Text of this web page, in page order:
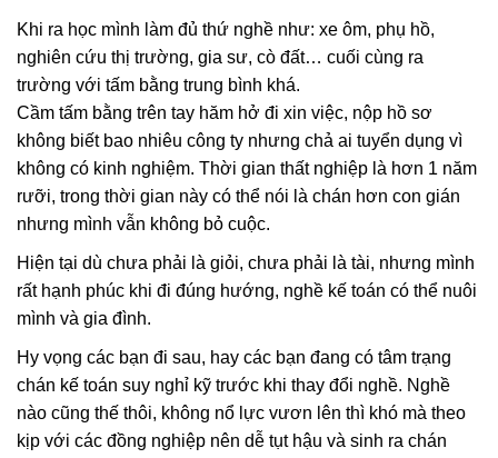
Khi ra học mình làm đủ thứ nghề như: xe ôm, phụ hồ,
nghiên cứu thị trường, gia sư, cò đất… cuối cùng ra
trường với tấm bằng trung bình khá.
Cầm tấm bằng trên tay hăm hở đi xin việc, nộp hồ sơ
không biết bao nhiêu công ty nhưng chả ai tuyển dụng vì
không có kinh nghiệm. Thời gian thất nghiệp là hơn 1 năm
rưỡi, trong thời gian này có thể nói là chán hơn con gián
nhưng mình vẫn không bỏ cuộc.
Hiện tại dù chưa phải là giỏi, chưa phải là tài, nhưng mình
rất hạnh phúc khi đi đúng hướng, nghề kế toán có thể nuôi
mình và gia đình.
Hy vọng các bạn đi sau, hay các bạn đang có tâm trạng
chán kế toán suy nghỉ kỹ trước khi thay đổi nghề. Nghề
nào cũng thế thôi, không nổ lực vươn lên thì khó mà theo
kịp với các đồng nghiệp nên dễ tụt hậu và sinh ra chán